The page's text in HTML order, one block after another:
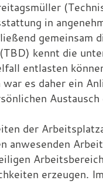
in
gemeinsam
kennt die
entlasten
es daher ein
der
anwesenden
erzeugen.